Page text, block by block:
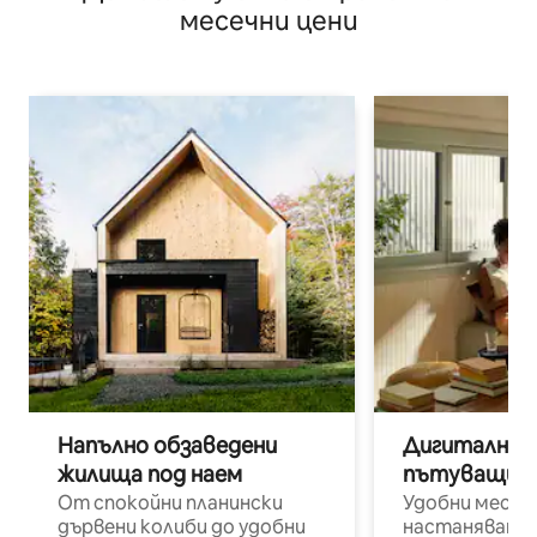
месечни цени
Напълно обзаведени
жилища под наем
От спокойни планински
дървени колиби до удобни
Дигитални
пътуващи
Удобни
настаняване